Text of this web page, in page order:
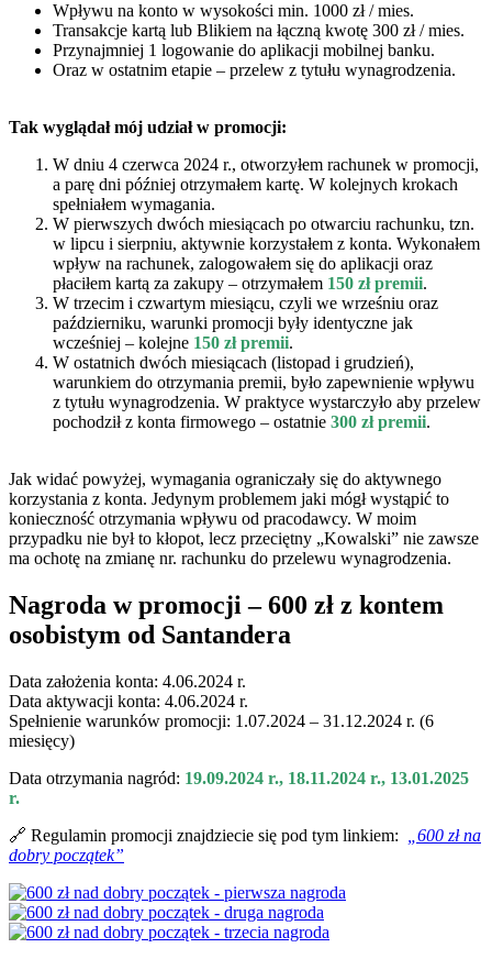
Wpływu na konto w wysokości min. 1000 zł / mies.
Transakcje kartą lub Blikiem na łączną kwotę 300 zł / mies.
Przynajmniej 1 logowanie do aplikacji mobilnej banku.
Oraz w ostatnim etapie – przelew z tytułu wynagrodzenia.
Tak wyglądał mój udział w promocji:
W dniu 4 czerwca 2024 r., otworzyłem rachunek w promocji,
a parę dni później otrzymałem kartę. W kolejnych krokach
spełniałem wymagania.
W pierwszych dwóch miesiącach po otwarciu rachunku, tzn.
w lipcu i sierpniu, aktywnie korzystałem z konta. Wykonałem
wpływ na rachunek, zalogowałem się do aplikacji oraz
płaciłem kartą za zakupy – otrzymałem 150 zł premii.
W trzecim i czwartym miesiącu, czyli we wrześniu oraz
październiku, warunki promocji były identyczne jak
wcześniej – kolejne 150 zł premii.
W ostatnich dwóch miesiącach (listopad i grudzień),
warunkiem do otrzymania premii, było zapewnienie wpływu
z tytułu wynagrodzenia. W praktyce wystarczyło aby przelew
pochodził z konta firmowego – ostatnie 300 zł premii.
Jak widać powyżej, wymagania ograniczały się do aktywnego
korzystania z konta. Jedynym problemem jaki mógł wystąpić to
konieczność otrzymania wpływu od pracodawcy. W moim
przypadku nie był to kłopot, lecz przeciętny „Kowalski” nie zawsze
ma ochotę na zmianę nr. rachunku do przelewu wynagrodzenia.
Nagroda w promocji – 600 zł z kontem
osobistym od Santandera
Data założenia konta: 4.06.2024 r.
Data aktywacji konta: 4.06.2024 r.
Spełnienie warunków promocji: 1.07.2024 – 31.12.2024 r. (6
miesięcy)
Data otrzymania nagród: 19.09.2024 r., 18.11.2024 r., 13.01.2025
r.
🔗 Regulamin promocji znajdziecie się pod tym linkiem:
„600 zł na
dobry początek”